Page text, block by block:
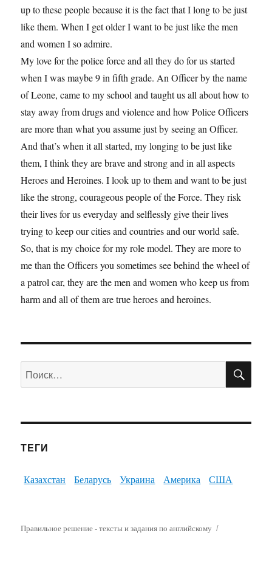
up to these people because it is the fact that I long to be just
like them. When I get older I want to be just like the men
and women I so admire.
My love for the police force and all they do for us started
when I was maybe 9 in fifth grade. An Officer by the name
of Leone, came to my school and taught us all about how to
stay away from drugs and violence and how Police Officers
are more than what you assume just by seeing an Officer.
And that’s when it all started, my longing to be just like
them, I think they are brave and strong and in all aspects
Heroes and Heroines. I look up to them and want to be just
like the strong, courageous people of the Force. They risk
their lives for us everyday and selflessly give their lives
trying to keep our cities and countries and our world safe.
So, that is my choice for my role model. They are more to
me than the Officers you sometimes see behind the wheel of
a patrol car, they are the men and women who keep us from
harm and all of them are true heroes and heroines.
Искать:
ТЕГИ
Казахстан Беларусь Украина Америка США
Правильное решение - тексты и задания по английскому